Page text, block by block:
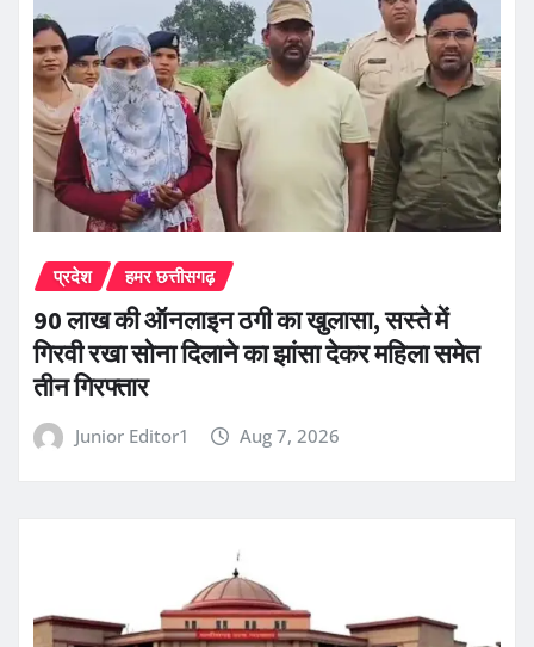
प्रदेश हमर छत्तीसगढ़
90 लाख की ऑनलाइन ठगी का खुलासा, सस्ते में
गिरवी रखा सोना दिलाने का झांसा देकर महिला समेत
तीन गिरफ्तार
Junior Editor1 Aug 7, 2026